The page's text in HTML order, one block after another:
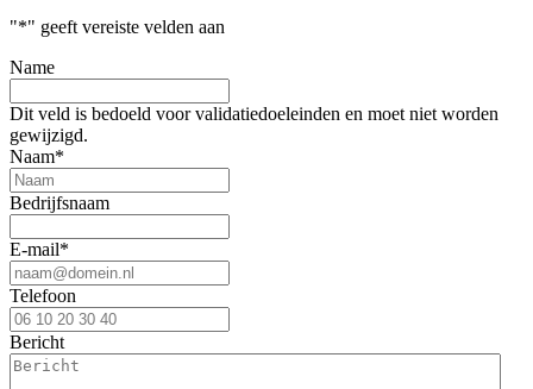
"*" geeft vereiste velden aan
Name
Dit veld is bedoeld voor validatiedoeleinden en moet niet worden
gewijzigd.
Naam*
Bedrijfsnaam
E-mail*
Telefoon
Bericht